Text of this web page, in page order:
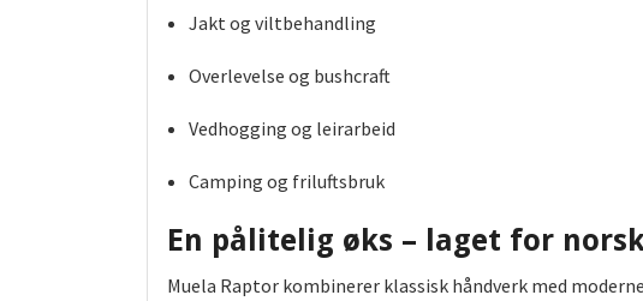
Jakt og viltbehandling
Overlevelse og bushcraft
Vedhogging og leirarbeid
Camping og friluftsbruk
En pålitelig øks – laget for
Muela Raptor kombinerer klassisk håndverk med